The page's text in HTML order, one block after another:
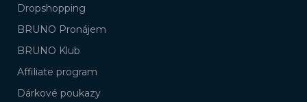
Dropshopping
BRUNO Pronájem
BRUNO Klub
Affiliate program
Dárkové poukazy